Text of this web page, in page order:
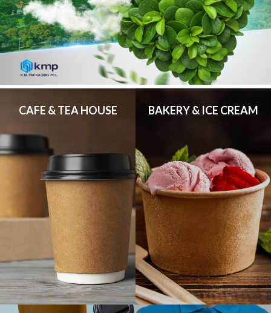
CAFE & TEA HOUSE BAKERY & ICE CREAM